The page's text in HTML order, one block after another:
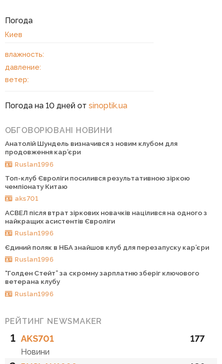
Погода
Киев
влажность:
давление:
ветер:
Погода на 10 дней от sinoptik.ua
ОБГОВОРЮВАНІ НОВИНИ
Анатолій Шундель визначився з новим клубом для
продовження кар’єри
Ruslan1996
Топ-клуб Євроліги посилився результативною зіркою
чемпіонату Китаю
aks701
АСВЕЛ після втрат зіркових новачків націлився на одного з
найкращих асистентів Євроліги
Ruslan1996
Єдиний поляк в НБА знайшов клуб для перезапуску кар’єри
Ruslan1996
“Голден Стейт” за скромну зарплатню зберіг ключового
ветерана клубу
Ruslan1996
РЕЙТИНГ NEWSMAKER
1 AKS701
Новини
177